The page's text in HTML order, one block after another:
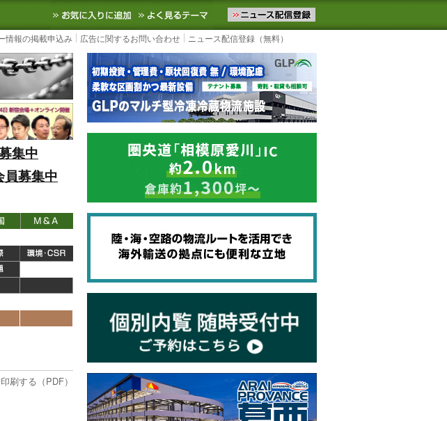
など国内外の最新の物流ニュースをお届けします。物流ニュースメール配信を登録す
お気に入りに追加 よく見るテーマ
情報の掲載申込み 広告に関するお問い合わせ ニュース配信登録（無料）
集中
募集中
刷する（PDF）